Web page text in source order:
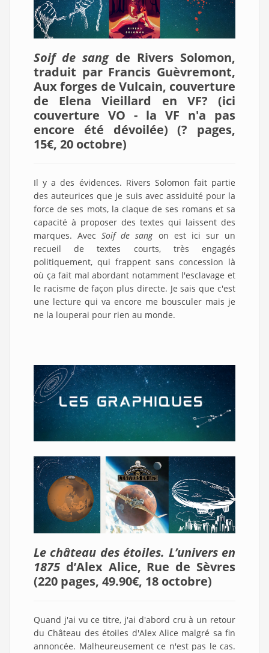
Soif de sangde Rivers Solomon,
traduit par Francis Guèvremont,
Aux forges de Vulcain, couverture
de Elena Vieillard en VF? (ici
couverture VO - la VF n'a pas
encore été dévoilée) (? pages,
15€, 20 octobre)
Il y a des évidences. Rivers Solomon fait partie
des auteurices que je suis avec assiduité pour la
force de ses mots, la claque de ses romans et sa
capacité à proposer des textes qui laissent des
marques. AvecSoif de sang on est ici sur un
recueil de textes courts, très engagés
politiquement, qui frappent sans concession là
où ça fait mal abordant notamment l'esclavage et
le racisme de façon plus directe. Je sais que c'est
une lecture qui va encore me bousculer mais je
ne la louperai pour rien au monde.
Le château des étoiles. L’univers en
1875 d’Alex Alice, Rue de Sèvres
(220 pages, 49.90€, 18 octobre)
Quand j'ai vu ce titre, j'ai d'abord cru à un retour
du Château des étoiles d'Alex Alice malgré sa fin
annoncée. Malheureusement ce n'est pas le cas.